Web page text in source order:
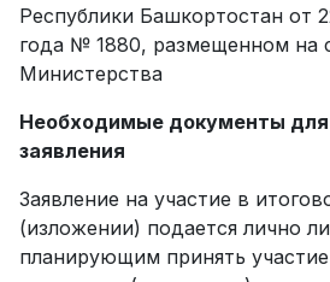
Республики Башкортостан от
года № 1880, размещенном на
Министерства
Необходимые документы для
заявления
Заявление на участие в
(изложении) подается лично
планирующим принять